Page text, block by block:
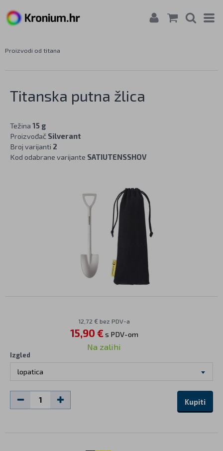
Proizvodi od titana
Titanska putna žlica
Težina 15 g
Proizvođač Silverant
Broj varijanti 2
Kod odabrane varijante SATIUTENSSHOV
12,72 € bez PDV-a
15,90 €s PDV-om
Na zalihi
Izgled
lopatica
Kupiti